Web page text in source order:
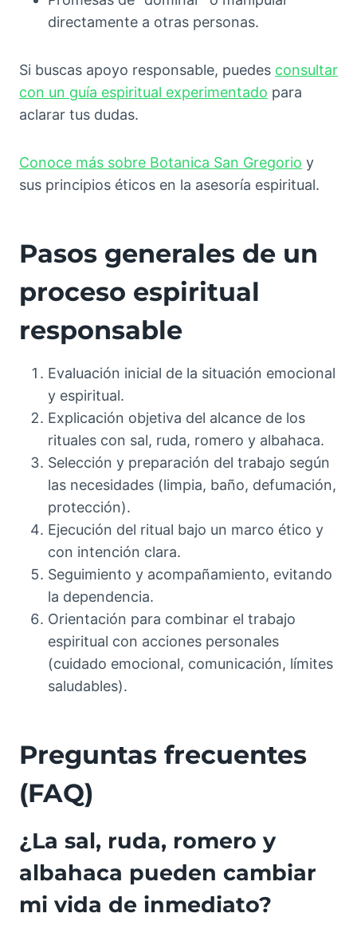
directamente a otras personas.
Si buscas apoyo responsable, puedes consultar
con un guía espiritual experimentado para
aclarar tus dudas.
Conoce más sobre Botanica San Gregorio y
sus principios éticos en la asesoría espiritual.
Pasos generales de un
proceso espiritual
responsable
Evaluación inicial de la situación emocional
y espiritual.
Explicación objetiva del alcance de los
rituales con sal, ruda, romero y albahaca.
Selección y preparación del trabajo según
las necesidades (limpia, baño, defumación,
protección).
Ejecución del ritual bajo un marco ético y
con intención clara.
Seguimiento y acompañamiento, evitando
la dependencia.
Orientación para combinar el trabajo
espiritual con acciones personales
(cuidado emocional, comunicación, límites
saludables).
Preguntas frecuentes
(FAQ)
¿La sal, ruda, romero y
albahaca pueden cambiar
mi vida de inmediato?